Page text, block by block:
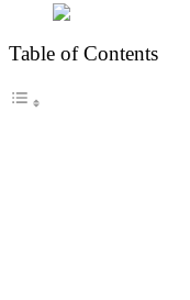
Table of Contents